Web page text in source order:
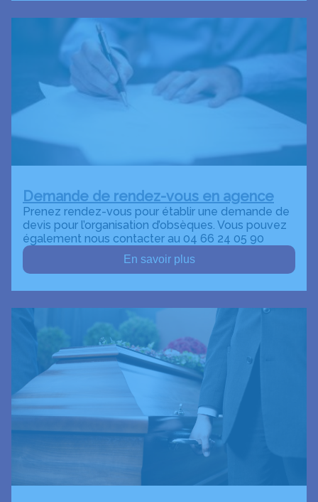
Demande de rendez-vous en agence
Prenez rendez-vous pour établir une demande de
devis pour l’organisation d’obsèques. Vous pouvez
également nous contacter au 04 66 24 05 90
En savoir plus